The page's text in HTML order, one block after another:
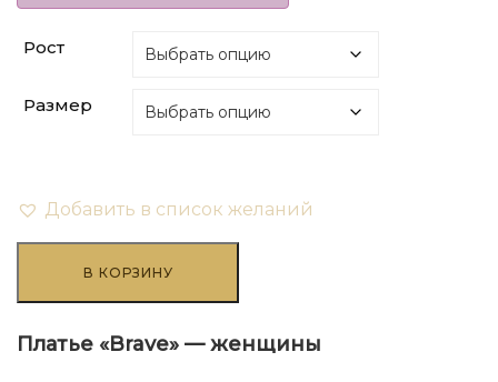
Рост
Размер
Добавить в список желаний
-
В КОРЗИНУ
Платье «Brave» — женщины